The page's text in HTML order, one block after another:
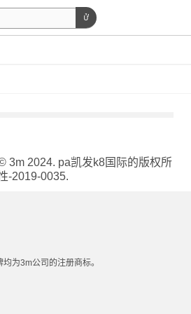
3m 2024. pa凯发k8国际的版权所
-2019-0035.
均为3m公司的注册商标。